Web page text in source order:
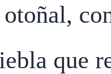
que